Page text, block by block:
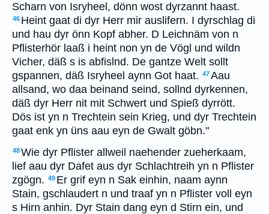
Scharn von Isryheel, dönn wost dyrzannt haast.
46 Heint gaat di dyr Herr mir auslifern. I dyrschlag di
und hau dyr önn Kopf abher. D Leichnäm von n
Pflisterhör laaß i heint non yn de Vögl und wildn
Vicher, däß s is abfislnd. De gantze Welt sollt
gspannen, däß Isryheel aynn Got haat. 47Aau
allsand, wo daa beinand seind, sollnd dyrkennen,
däß dyr Herr nit mit Schwert und Spieß dyrrött.
Dös ist yn n Trechtein sein Krieg, und dyr Trechtein
gaat enk yn üns aau eyn de Gwalt göbn."
48Wie dyr Pflister allweil naehender zueherkaam,
lief aau dyr Dafet aus dyr Schlachtreih yn n Pflister
zgögn. 49 Er grif eyn n Sak einhin, naam aynn
Stain, gschlaudert n und traaf yn n Pflister voll eyn
s Hirn anhin. Dyr Stain dang eyn d Stirn ein, und